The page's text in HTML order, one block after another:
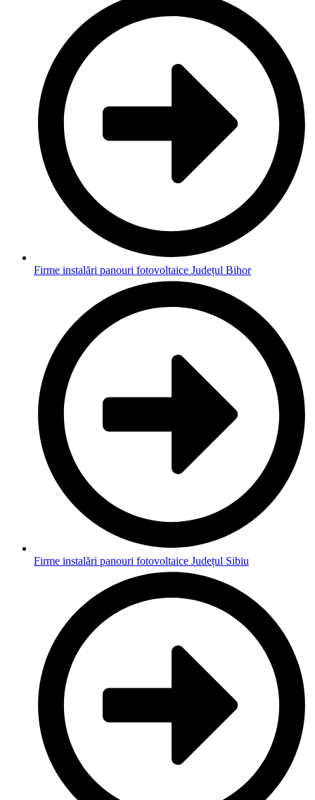
Firme instalări panouri fotovoltaice Județul Bihor
Firme instalări panouri fotovoltaice Județul Sibiu